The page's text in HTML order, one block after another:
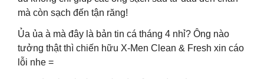
mà còn sạch đến tận răng!
Ủa ủa à mà đây là bản tin cá tháng 4 nhỉ? Ông nào
tưởng thật thì chiến hữu X-Men Clean & Fresh xin cáo
lỗi nhe =